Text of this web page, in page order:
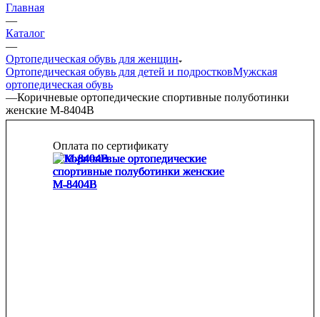
Главная
—
Каталог
—
Ортопедическая обувь для женщин
Ортопедическая обувь для детей и подростковМужская
ортопедическая обувь
—Коричневые ортопедические спортивные полуботинки
женские М-8404В
Оплата по сертификату